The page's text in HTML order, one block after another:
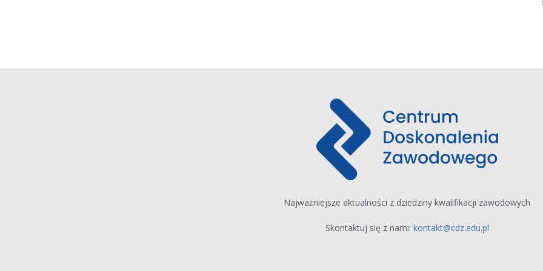
Najważniejsze aktualności z dziedziny kwalifikacji zawodowych
Skontaktuj się z nami: kontakt@cdz.edu.pl